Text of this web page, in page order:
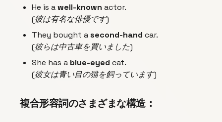
He is awell-known actor.
(彼は有名な俳優です)
They bought asecond-hand car.
(彼らは中古車を買いました)
She has a blue-eyed cat.
(彼女は青い目の猫を飼っています)
複合形容詞のさまざまな構造：